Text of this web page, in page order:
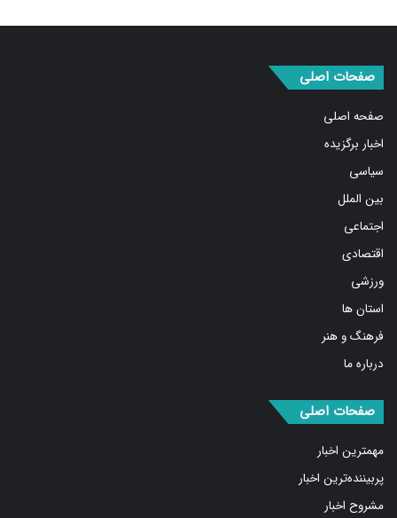
صفحات اصلی
صفحه اصلی
اخبار برگزیده
سیاسی
بین الملل
اجتماعی
اقتصادی
ورزشی
استان ها
فرهنگ و هنر
درباره ما
صفحات اصلی
مهمترین اخبار
پربیننده‌ترین اخبار
مشروح اخبار